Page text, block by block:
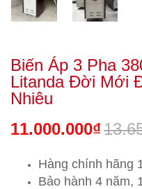
Biến Áp 3 Pha
Litanda Đời Mới
Nhiêu
11.000.000₫
Hàng chính hãng
Bảo hành 4 năm,